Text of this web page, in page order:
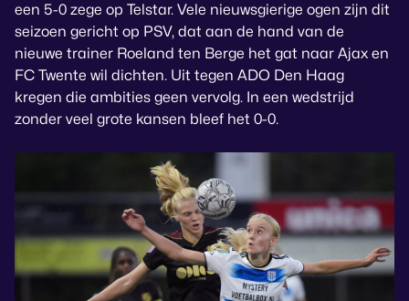
een 5-0 zege op Telstar. Vele nieuwsgierige ogen zijn dit
seizoen gericht op PSV, dat aan de hand van de
nieuwe trainer Roeland ten Berge het gat naar Ajax en
FC Twente wil dichten. Uit tegen ADO Den Haag
kregen die ambities geen vervolg. In een wedstrijd
zonder veel grote kansen bleef het 0-0.